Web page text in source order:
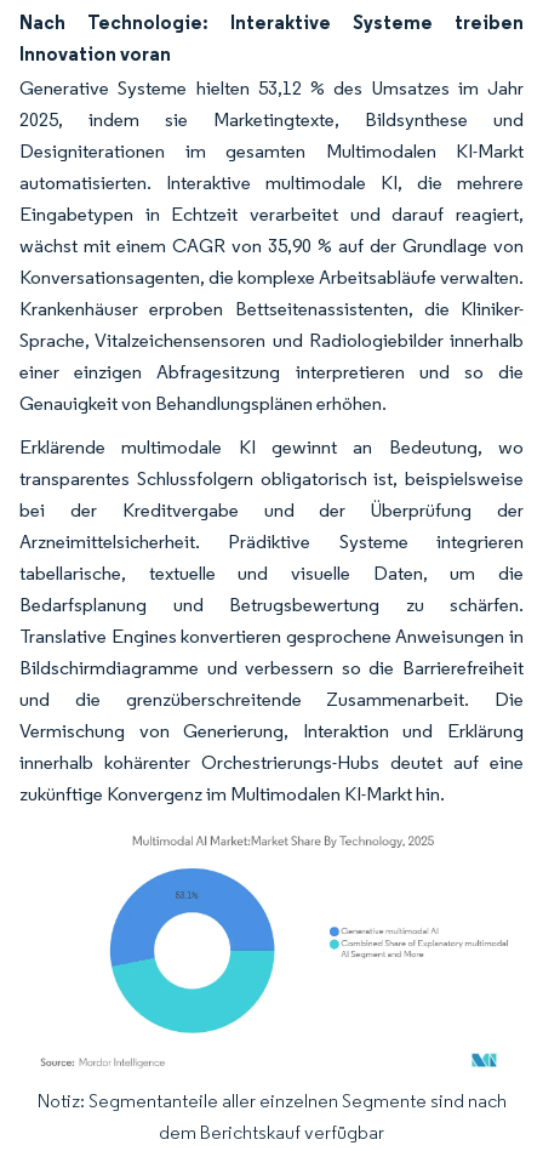
Nach Technologie: Interaktive Systeme treiben
Innovation voran
Generative Systeme hielten 53,12 % des Umsatzes im Jahr
2025, indem sie Marketingtexte, Bildsynthese und
Designiterationen im gesamten Multimodalen KI-Markt
automatisierten. Interaktive multimodale KI, die mehrere
Eingabetypen in Echtzeit verarbeitet und darauf reagiert,
wächst mit einem CAGR von 35,90 % auf der Grundlage von
Konversationsagenten, die komplexe Arbeitsabläufe verwalten.
Krankenhäuser erproben Bettseitenassistenten, die Kliniker-
Sprache, Vitalzeichensensoren und Radiologiebilder innerhalb
einer einzigen Abfragesitzung interpretieren und so die
Genauigkeit von Behandlungsplänen erhöhen.
Erklärende multimodale KI gewinnt an Bedeutung, wo
transparentes Schlussfolgern obligatorisch ist, beispielsweise
bei der Kreditvergabe und der Überprüfung der
Arzneimittelsicherheit. Prädiktive Systeme integrieren
tabellarische, textuelle und visuelle Daten, um die
Bedarfsplanung und Betrugsbewertung zu schärfen.
Translative Engines konvertieren gesprochene Anweisungen in
Bildschirmdiagramme und verbessern so die Barrierefreiheit
und die grenzüberschreitende Zusammenarbeit. Die
Vermischung von Generierung, Interaktion und Erklärung
innerhalb kohärenter Orchestrierungs-Hubs deutet auf eine
zukünftige Konvergenz im Multimodalen KI-Markt hin.
Bild © Mordor Intelligence. Wiederverwendung erfordert Namensnennung
Notiz: Segmentanteile aller einzelnen Segmente sind nach
dem Berichtskauf verfügbar